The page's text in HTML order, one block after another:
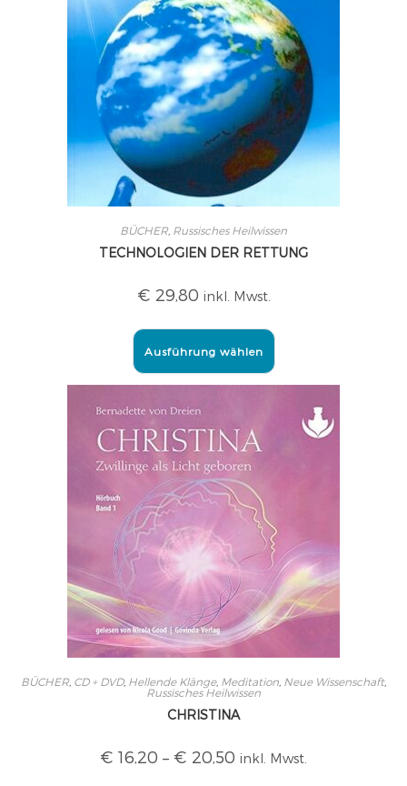
BÜCHER, Russisches Heilwissen
TECHNOLOGIEN DER RETTUNG
€ 29,80 inkl. Mwst.
Ausführung wählen
BÜCHER, CD + DVD, Hellende Klänge, Meditation Neue Wissenschaft,
Russisches Heilwissen
CHRISTINA
€ 16,20 – € 20,50 inkl. Mwst.